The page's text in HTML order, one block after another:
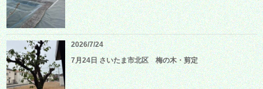
2026/7/24
7月24日 さいたま市北区 梅の木・剪定